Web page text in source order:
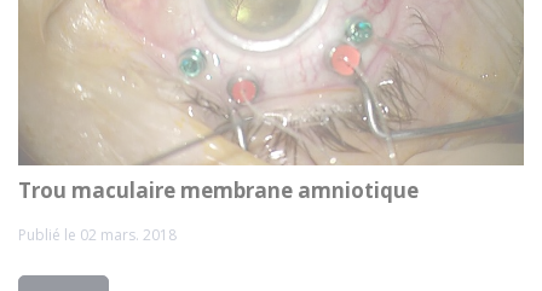
Trou maculaire membrane amniotique
Publié le 02 mars. 2018